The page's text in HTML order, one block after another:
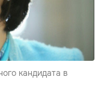
кандидата в